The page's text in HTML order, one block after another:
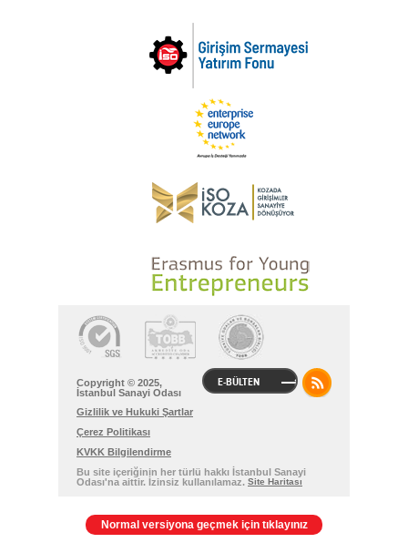
E-BÜLTEN
Copyright © 2025,
İstanbul Sanayi Odası
Gizlilik ve Hukuki Şartlar
Çerez Politikası
KVKK Bilgilendirme
Bu site içeriğinin her türlü hakkı İstanbul Sanayi
Odası'na aittir. İzinsiz kullanılamaz. Site Haritası
Normal versiyona geçmek için tıklayınız